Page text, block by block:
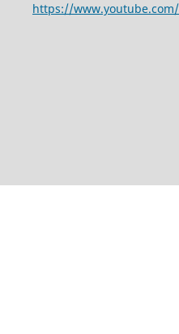
https://www.youtube.com/